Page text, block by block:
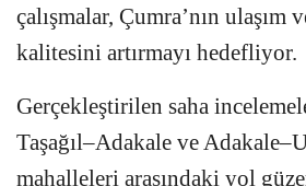
çalışmalar, Çumra’nın ulaşım
kalitesini artırmayı hedefliyor.
Gerçekleştirilen saha
Taşağıl–Adakale ve
mahalleleri arasındaki yol